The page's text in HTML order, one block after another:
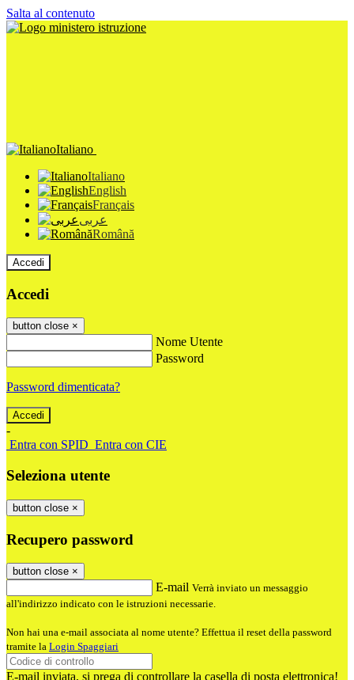
Salta al contenuto
Italiano
Italiano
English
Français
عربى
Română
Accedi
Accedi
button close ×
Nome Utente
Password
Password dimenticata?
-
Entra con SPID Entra con CIE
Seleziona utente
button close ×
Recupero password
button close ×
E-mail Verrà inviato un messaggio
all'indirizzo indicato con le istruzioni necessarie.
Non hai una e-mail associata al nome utente? Effettua il reset della password
tramite la Login Spaggiari
E-mail inviata, si prega di controllare la casella di posta elettronica!